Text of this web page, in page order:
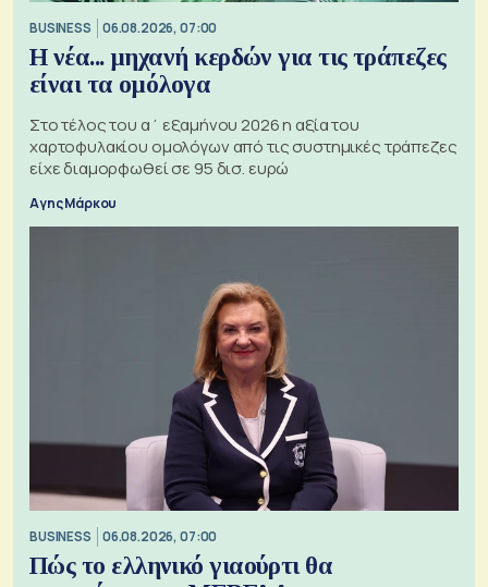
BUSINESS 06.08.2026, 07:00
Η νέα... μηχανή κερδών για τις τράπεζες
είναι τα ομόλογα
Στο τέλος του α΄ εξαμήνου 2026 η αξία του
χαρτοφυλακίου ομολόγων από τις συστημικές τράπεζες
είχε διαμορφωθεί σε 95 δισ. ευρώ
Αγης Μάρκου
BUSINESS 06.08.2026, 07:00
Πώς το ελληνικό γιαούρτι θα